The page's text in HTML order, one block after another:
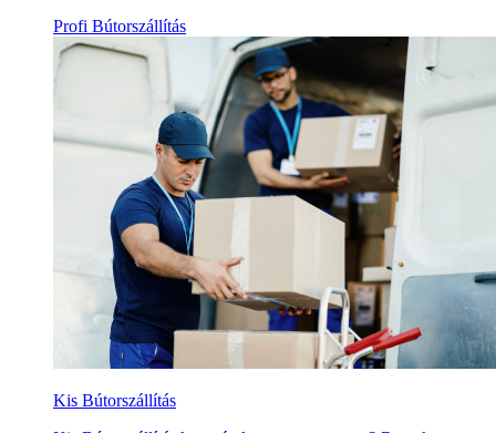
Profi Bútorszállítás
Kis Bútorszállítás